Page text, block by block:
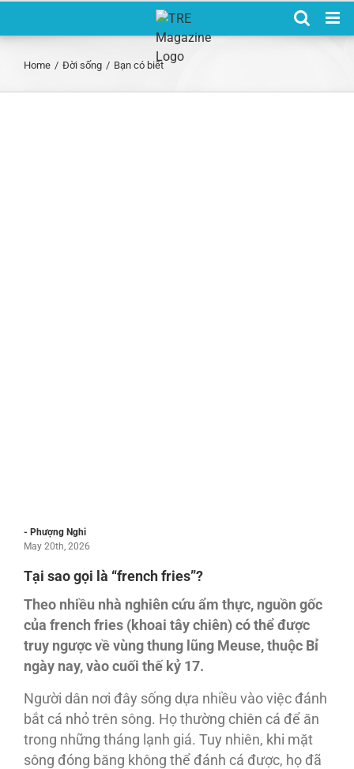
Home / Đời sống / Bạn có biết
- Phượng Nghi
May 20th, 2026
Tại sao gọi là “french fries”?
Theo nhiều nhà nghiên cứu ẩm thực, nguồn gốc
của french fries (khoai tây chiên) có thể được
truy ngược về vùng thung lũng Meuse, thuộc Bỉ
ngày nay, vào cuối thế kỷ 17.
Người dân nơi đây sống dựa nhiều vào việc đánh
bắt cá nhỏ trên sông. Họ thường chiên cá để ăn
trong những tháng lạnh giá. Tuy nhiên, khi mặt
sông đóng băng không thể đánh cá được, họ đã